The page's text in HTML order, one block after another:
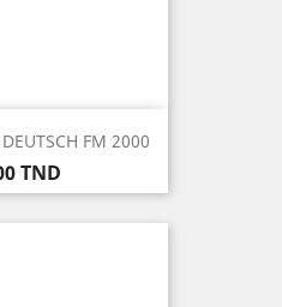
FM 2000
TND